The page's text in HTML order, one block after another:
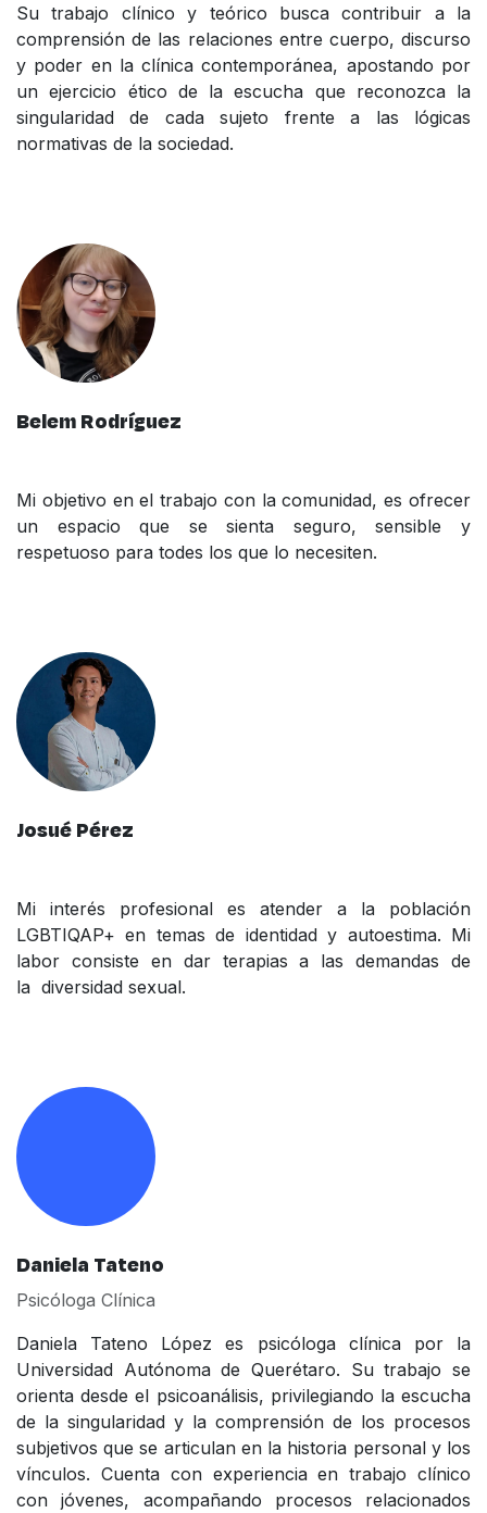
Su trabajo clínico y teórico busca contribuir a la
comprensión de las relaciones entre cuerpo, discurso
y poder en la clínica contemporánea, apostando por
un ejercicio ético de la escucha que reconozca la
singularidad de cada sujeto frente a las lógicas
normativas de la sociedad.
Belem Rodríguez
Mi objetivo en el trabajo con la comunidad, es ofrecer
un espacio que se sienta seguro, sensible y
respetuoso para todes los que lo necesiten.
Josué Pérez
Mi interés profesional es atender a la población
LGBTIQAP+ en temas de identidad y autoestima. Mi
labor consiste en dar terapias a las demandas de
la diversidad sexual.
Daniela Tateno
Psicóloga Clínica
Daniela Tateno López es psicóloga clínica por la
Universidad Autónoma de Querétaro. Su trabajo se
orienta desde el psicoanálisis, privilegiando la escucha
de la singularidad y la comprensión de los procesos
subjetivos que se articulan en la historia personal y los
vínculos. Cuenta con experiencia en trabajo clínico
con jóvenes, acompañando procesos relacionados